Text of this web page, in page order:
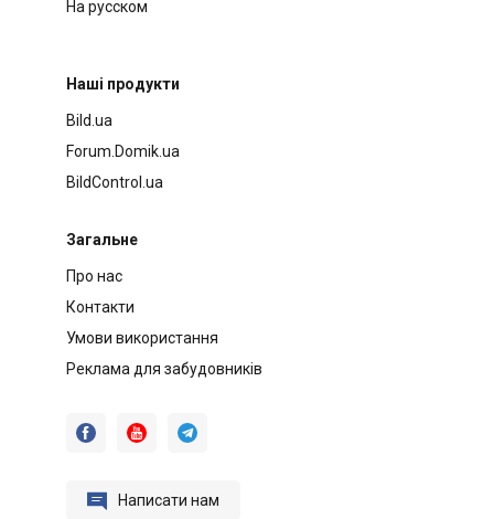
На русском
Наші продукти
Bild.ua
Forum.Domik.ua
BildControl.ua
Загальне
Про нас
Контакти
Умови використання
Реклама для забудовників
  
 Написати нам